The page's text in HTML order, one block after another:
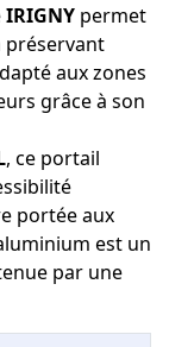
IRIGNY permet
préservant
aux zones
grâce à son
, ce portail
portée aux
est un
par une